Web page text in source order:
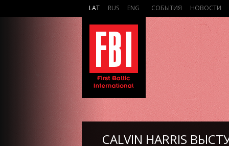
LAT RUS ENG СОБЫТИЯ НОВОСТИ
CALVIN HARRIS